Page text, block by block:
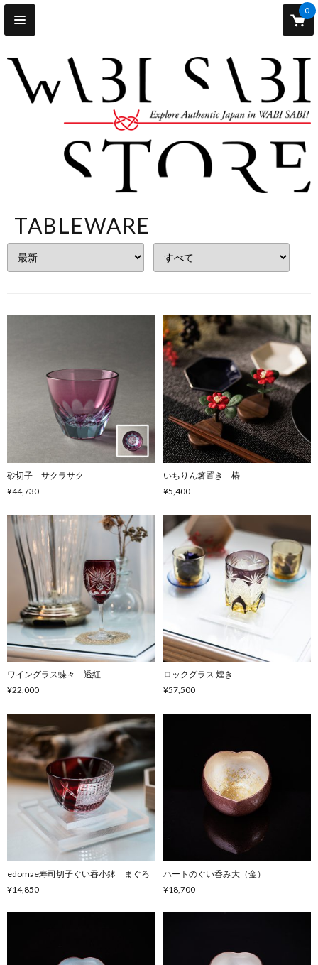
0
TABLEWARE
砂切子 サクラサク
¥44,730
いちりん箸置き 椿
¥5,400
ワイングラス蝶々 透紅
¥22,000
ロックグラス 煌き
¥57,500
edomae寿司切子ぐい吞小鉢 まぐろ
¥14,850
ハートのぐい呑み大（金）
¥18,700